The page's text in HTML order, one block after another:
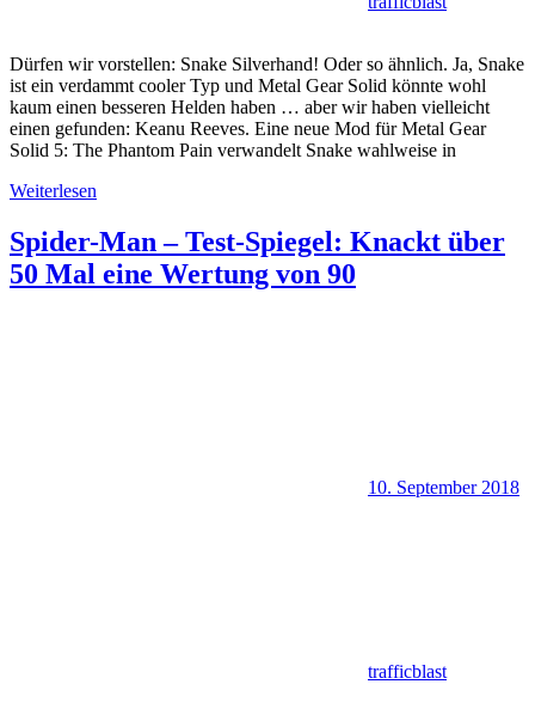
Dürfen wir vorstellen: Snake Silverhand! Oder so ähnlich. Ja, Snake
ist ein verdammt cooler Typ und Metal Gear Solid könnte wohl
kaum einen besseren Helden haben … aber wir haben vielleicht
einen gefunden: Keanu Reeves. Eine neue Mod für Metal Gear
Solid 5: The Phantom Pain verwandelt Snake wahlweise in
Weiterlesen
Spider-Man – Test-Spiegel: Knackt über
50 Mal eine Wertung von 90
10. September 2018
trafficblast